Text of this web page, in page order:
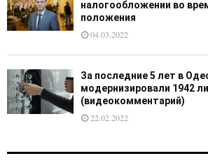
налогообложении во
положения
04.03.2022
За последние 5 лет в
модернизировали 1942
(видеокомментарий)
22.02.2022